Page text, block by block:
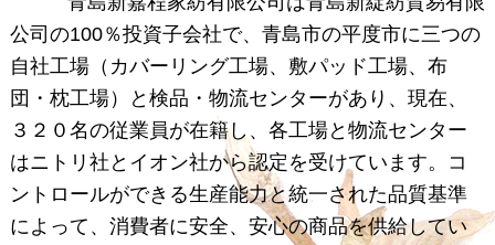
公司の100％投資子会社で、青島市の平度市に三つの
自社工場（カバーリング工場、敷パッド工場、布
団・枕工場）と検品・物流センターがあり、現在、
３２０名の従業員が在籍し、各工場と物流センター
はニトリ社とイオン社から認定を受けています。コ
ントロールができる生産能力と統一された品質基準
によって、消費者に安全、安心の商品を供給してい